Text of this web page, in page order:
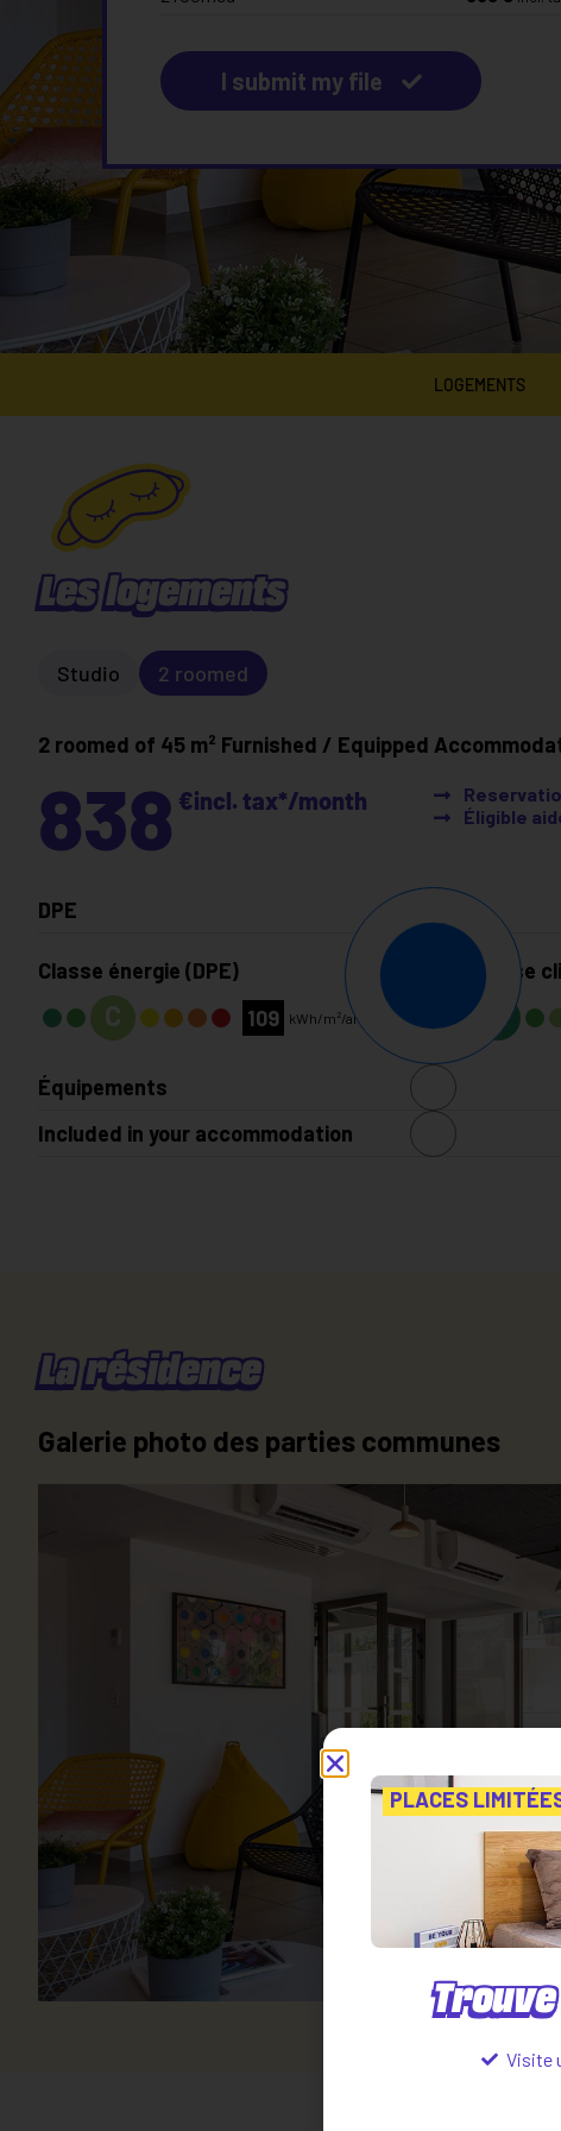
I submit my file
LOGEMENTS
Les logements
Studio 2 roomed
2 roomed of 45 m² Furnished / Equipped
838
€incl. tax*/month
Éligible
DPE
Classe énergie (DPE)
C 109 kWh/m²/an
Classe
A
Équipements
Entrance hall
Kitchen area
Included in your accommodation
La résidence
Galerie photo des parties communes
PLACES
Visite